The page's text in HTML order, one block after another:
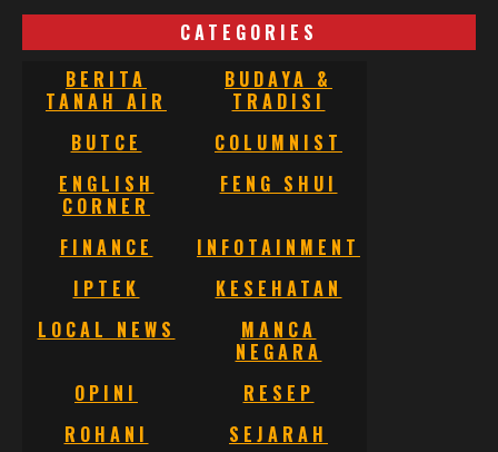
CATEGORIES
BERITA
TANAH AIR
BUDAYA &
TRADISI
BUTCE
COLUMNIST
ENGLISH
CORNER
FENG SHUI
FINANCE
INFOTAINMENT
IPTEK
KESEHATAN
LOCAL NEWS
MANCA
NEGARA
OPINI
RESEP
ROHANI
SEJARAH